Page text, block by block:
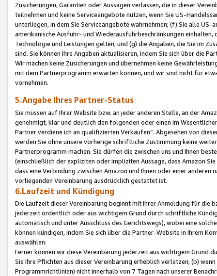
Zusicherungen, Garantien oder Aussagen verlassen, die in dieser
teilnehmen und keine Serviceangebote nutzen, wenn Sie US-
unterliegen, in dem Sie Serviceangebote wahrnehmen; (f) Sie alle
amerikanische Ausfuhr- und Wiederausfuhrbeschränkungen
Technologie und Leistungen gelten, und (g) die Angaben, die Sie im
sind. Sie können Ihre Angaben aktualisieren, indem Sie sich über die
Wir machen keine Zusicherungen und übernehmen keine
mit dem Partnerprogramm erwarten können, und wir sind nicht für
vornehmen.
5.Angabe Ihres Partner-Status
Sie müssen auf Ihrer Website bzw. an jeder anderen Stelle, an der
genehmigt, klar und deutlich den folgenden oder einen im
Partner verdiene ich an qualifizierten Verkäufen“. Abgesehen von
werden Sie ohne unsere vorherige schriftliche Zustimmung keine
Partnerprogramm machen. Sie dürfen die zwischen uns und Ihnen
(einschließlich der expliziten oder impliziten Aussage, dass Amazon
dass eine Verbindung zwischen Amazon und Ihnen oder einer
vorliegenden Vereinbarung ausdrücklich gestattet ist.
6.Laufzeit und Kündigung
Die Laufzeit dieser Vereinbarung beginnt mit Ihrer Anmeldung für die
jederzeit ordentlich oder aus wichtigem Grund durch schriftliche
automatisch und unter Ausschluss des Gerichtswegs), wobei eine
können kündigen, indem Sie sich über die Partner-Website in Ihrem
auswählen.
Ferner können wir diese Vereinbarung jederzeit aus wichtigem Grund
Sie Ihre Pflichten aus dieser Vereinbarung erheblich verletzen; (b)
Programmrichtlinien) nicht innerhalb von 7 Tagen nach unserer